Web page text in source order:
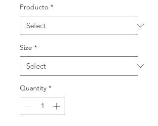
Producto *
Size *
Quantity *